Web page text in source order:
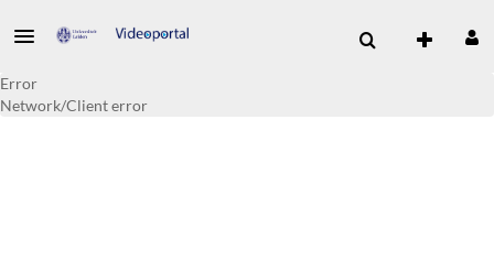
Error
Network/Client error